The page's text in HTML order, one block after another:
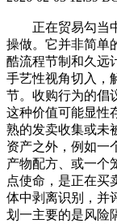
正在贸易勾当中
操做。它并非简单
酷流程节制和久远
手艺性视角切入，
节。收购行为的倡
这种价值可能显性
熟的发卖收集或未
资产之外，例如一
产物配方、或一个
点使命，是正在买
体中剥离识别，并
划一主要的是风险